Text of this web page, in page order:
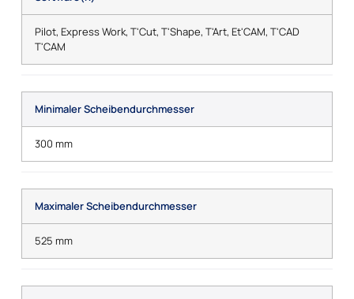
Pilot, Express Work, T'Cut, T'Shape, T'Art, Et'CAM, T'CAD
T'CAM
Minimaler Scheibendurchmesser
300 mm
Maximaler Scheibendurchmesser
525 mm